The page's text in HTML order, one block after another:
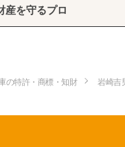
産を守るプロ
の特許・商標・知財
岩崎吉